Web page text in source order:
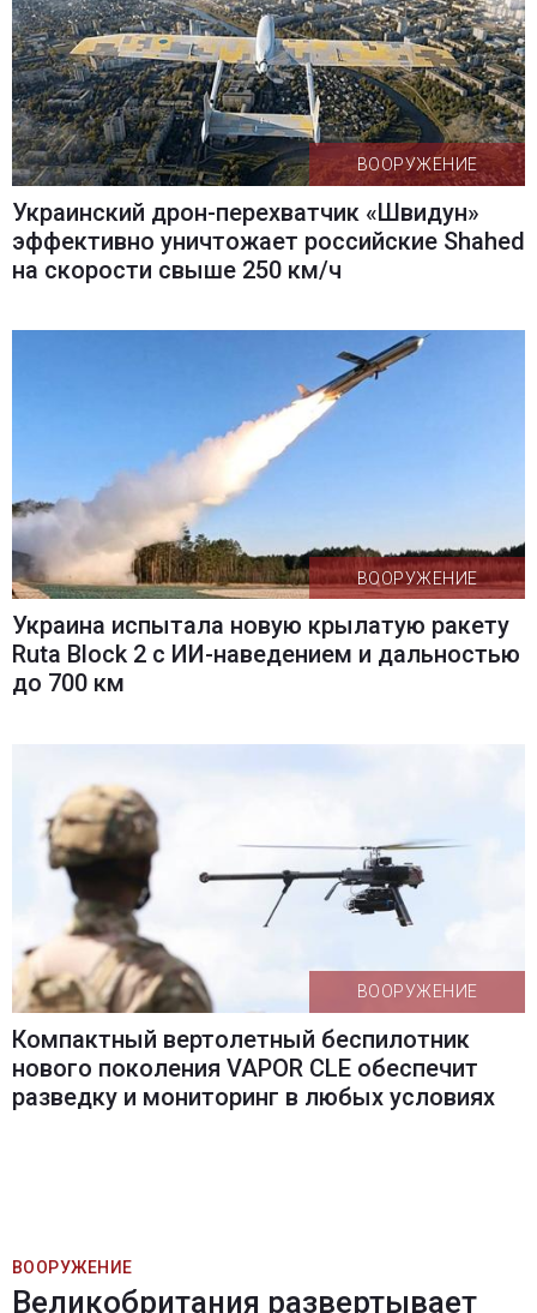
ВООРУЖЕНИЕ
Украинский дрон-перехватчик «Швидун»
эффективно уничтожает российские Shahed
на скорости свыше 250 км/ч
ВООРУЖЕНИЕ
Украина испытала новую крылатую ракету
Ruta Block 2 с ИИ-наведением и дальностью
до 700 км
ВООРУЖЕНИЕ
Компактный вертолетный беспилотник
нового поколения VAPOR CLE обеспечит
разведку и мониторинг в любых условиях
ВООРУЖЕНИЕ
Великобритания развертывает